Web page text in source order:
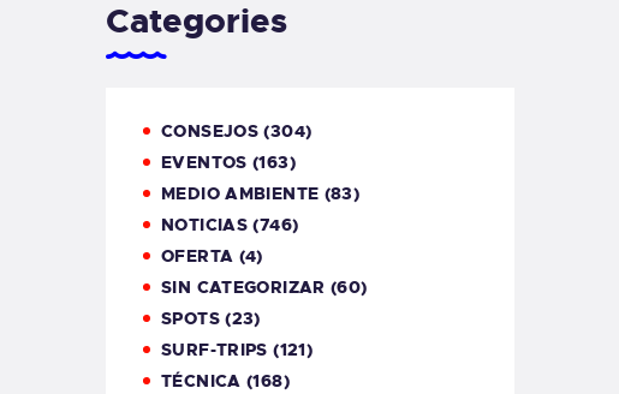
Categories
CONSEJOS (304)
EVENTOS (163)
MEDIO AMBIENTE (83)
NOTICIAS (746)
OFERTA (4)
SIN CATEGORIZAR (60)
SPOTS(23)
SURF-TRIPS (121)
TÉCNICA (168)